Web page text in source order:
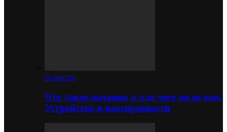
Новости
Что такое маховик и для чего он нужен.
Устройство и неисправности